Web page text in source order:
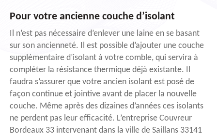
Pour votre ancienne couche d’isolant
Il n’est pas nécessaire d’enlever une laine en se basant
sur son ancienneté. Il est possible d’ajouter une couche
supplémentaire d’isolant à votre comble, qui servira à
compléter la résistance thermique déjà existante. Il
faudra s’assurer que votre ancien isolant est posé de
façon continue et jointive avant de placer la nouvelle
couche. Même après des dizaines d’années ces isolants
ne perdent pas leur efficacité. L’entreprise Couvreur
Bordeaux 33 intervenant dans la ville de Saillans 33141